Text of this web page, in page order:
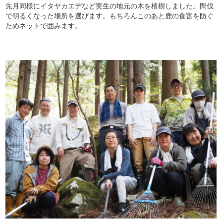
先月同様にイタヤカエデなど実生の地元の木を植樹しました。間伐
で明るくなった場所を選びます。もちろんこのあと鹿の食害を防ぐ
ためネットで囲みます。